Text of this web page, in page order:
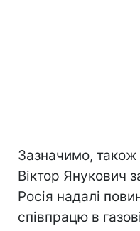
Зазначимо, також
Віктор Янукович
Росія надалі
співпрацю в